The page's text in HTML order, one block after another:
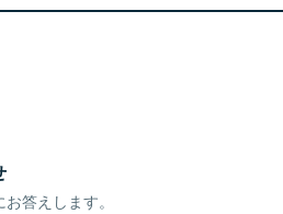
答えします。